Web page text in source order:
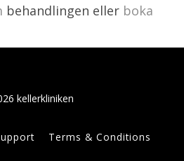
behandlingen eller boka
kellerkliniken
Terms & Conditions